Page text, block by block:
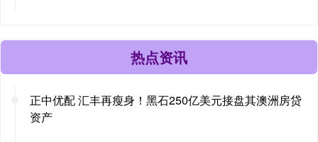
热点资讯
正中优配 汇丰再瘦身！黑石250亿美元接盘其澳洲房贷
资产